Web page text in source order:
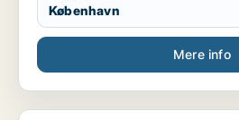
København
Mere info